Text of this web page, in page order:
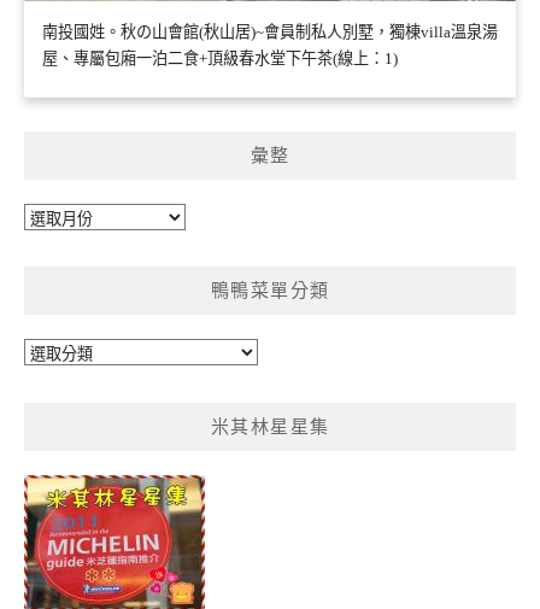
南投國姓。秋の山會館(秋山居)~會員制私人別墅，獨棟villa溫泉湯
屋、專屬包廂一泊二食+頂級春水堂下午茶(線上：1)
彙整
彙
鴨鴨菜單分類
鴨
類
米其林星星集